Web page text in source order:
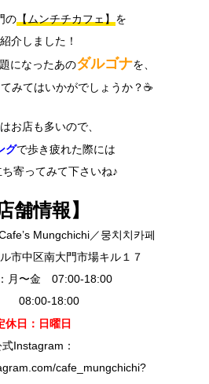
の【ムンチチカフェ】を
介しました！
になったあのダルゴナを、
みてはいかがでしょうか？☕️
はお店も多いので、
グで歩き疲れた際には
寄ってみて下さいね♪
舗情報】
Mungchichi／뭉치치카페
市中区南大門市場キル１７
月〜金 07:00-18:00
08:00-18:00
休日：日曜日
式Instagram：
cafe_mungchichi?